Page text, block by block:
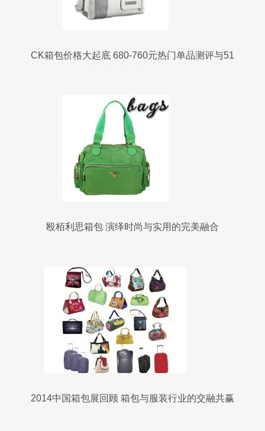
CK箱包价格大起底 680-760元热门单品测评与51
殴栢利思箱包 演绎时尚与实用的完美融合
2014中国箱包展回顾 箱包与服装行业的交融共赢